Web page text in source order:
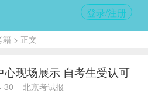
登录/注册
籍 > 正文
现场展示 自考生受认可
30 北京考试报